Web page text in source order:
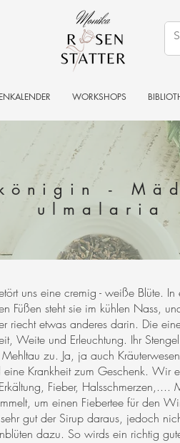
WORKSHOPS
uns eine cremig - weiße Blüte.
Füßen steht sie im kühlen Nass,
riecht etwas anderes darin. Die
Weite und Erleuchtung. Ihr
zu. Ja, ja auch
Krankheit zum Geschenk. Wir
Fieber,
um einen Fiebertee für den
gut der Sirup daraus, jedoch
dazu. So wirds ein richtig
-
ulmalaria